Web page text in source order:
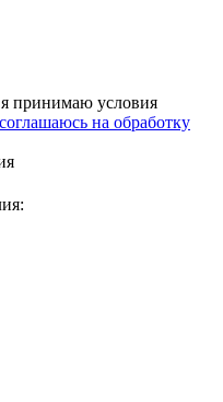
принимаю условия
соглашаюсь на обработку